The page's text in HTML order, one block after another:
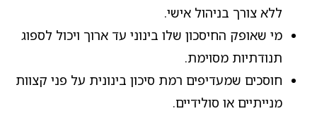
ללא צורך בניהול אישי.
מי שאופק החיסכון שלו בינוני עד ארוך ויכול לספוג
תנודתיות מסוימת.
חוסכים שמעדיפים רמת סיכון בינונית על פני קצוות
מנייתיים או סולידיים.